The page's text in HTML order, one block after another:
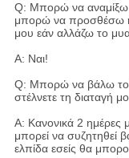
Q: Μπορώ να αναμίξω
μπορώ να προσθέσω ή
μου εάν αλλάζω το
Α: Ναι!
Q: Μπορώ να βάλω το
στέλνετε τη διαταγή
Α: Κανονικά 2 ημέρες
μπορεί να συζητηθεί
ελπίδα εσείς θα